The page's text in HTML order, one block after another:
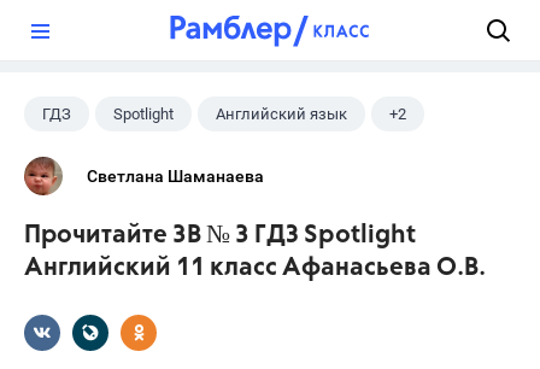
ГДЗ Spotlight Английский язык +2
11 класс
Светлана Шаманаева
Прочитайте 3B № 3 ГДЗ Spotlight
Английский 11 класс Афанасьева О.В.